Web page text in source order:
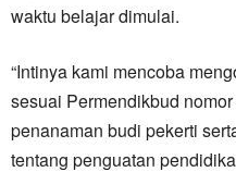
waktu belajar dimulai.
“Intinya kami mencoba
sesuai Permendikbud
penanaman budi pekerti
tentang penguatan